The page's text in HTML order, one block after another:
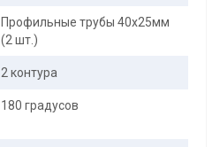
Профильные трубы 40х25мм
(2 шт.)
2 контура
180 градусов